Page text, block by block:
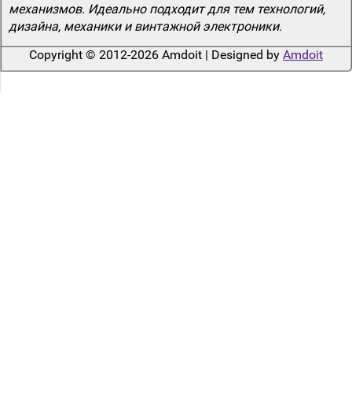
механизмов. Идеально подходит для тем технологий,
дизайна, механики и винтажной электроники.
Copyright © 2012-2026 Amdoit | Designed by Amdoit